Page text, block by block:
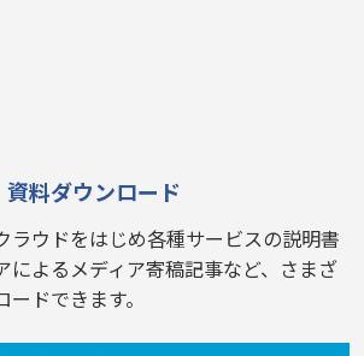
資料ダウンロード
ラウドをはじめ各種サービスの説明書
によるメディア寄稿記事など、さまざ
ドできます。